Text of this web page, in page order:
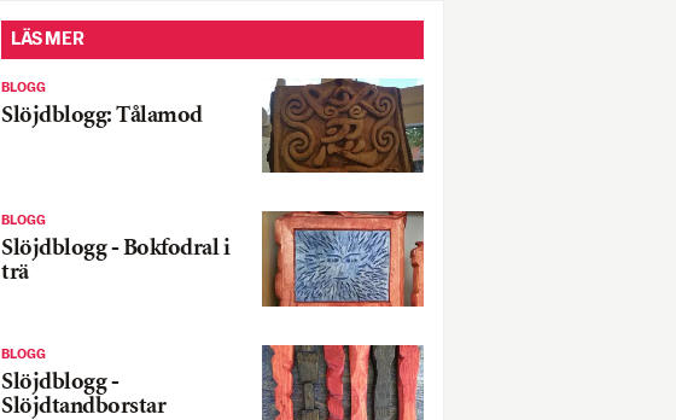
LÄS MER
BLOGG
Slöjdblogg: Tålamod
BLOGG
Slöjdblogg - Bokfodral i
trä
BLOGG
Slöjdblogg -
Slöjdtandborstar